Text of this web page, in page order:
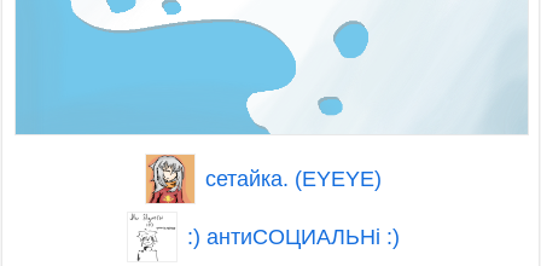
сетайка. (EYEYE)
:) антиСОЦИАЛЬНi :)